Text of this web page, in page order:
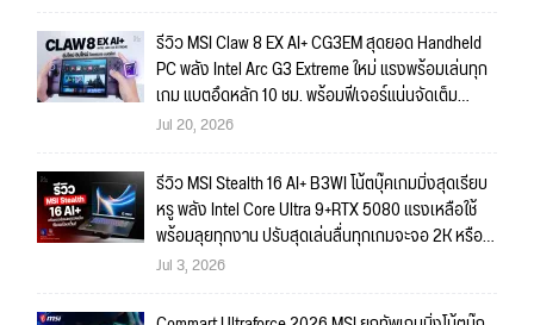
รีวิว MSI Claw 8 EX AI+ CG3EM สุดยอด Handheld
PC พลัง Intel Arc G3 Extreme ใหม่ แรงพร้อมเล่นทุก
เกม แบตอึดหลัก 10 ชม. พร้อมฟีเจอร์แน่นจัดเต็ม
ถึงใจ!!
Jul 20, 2026
รีวิว MSI Stealth 16 AI+ B3WI โน้ตบุ๊คเกมมิ่งสุดเรียบ
หรู พลัง Intel Core Ultra 9+RTX 5080 แรงเหลือใช้
พร้อมลุยทุกงาน ปรับสุดเล่นลื่นทุกเกมจะจอ 2K หรือ
4K ก็สบายมาก!!
Jul 3, 2026